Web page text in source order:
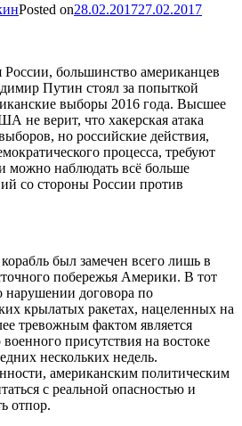
Posted on28.02.201727.02.2017
большинство американцев
Путин стоял за попыткой
выборы 2016 года. Высшее
не верит, что хакерская атака
но российские действия,
процесса, требуют
можно наблюдать всё больше
со стороны России против
был замечен всего лишь в
побережья Америки. В тот
нарушении договора по
крылатых ракетах, нацеленных на
тревожным фактом является
присутствия на востоке
нескольких недель.
американским политическим
с реальной опасностью и
отпор.